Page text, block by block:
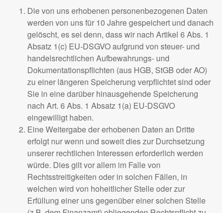
Die von uns erhobenen personenbezogenen Daten
werden von uns für 10 Jahre gespeichert und danach
gelöscht, es sei denn, dass wir nach Artikel 6 Abs. 1
Absatz 1(c) EU-DSGVO aufgrund von steuer- und
handelsrechtlichen Aufbewahrungs- und
Dokumentationspflichten (aus HGB, StGB oder AO)
zu einer längeren Speicherung verpflichtet sind oder
Sie in eine darüber hinausgehende Speicherung
nach Art. 6 Abs. 1 Absatz 1(a) EU-DSGVO
eingewilligt haben.
Eine Weitergabe der erhobenen Daten an Dritte
erfolgt nur wenn und soweit dies zur Durchsetzung
unserer rechtlichen Interessen erforderlich werden
würde. Dies gilt vor allem im Falle von
Rechtsstreitigkeiten oder in solchen Fällen, in
welchen wird von hoheitlicher Stelle oder zur
Erfüllung einer uns gegenüber einer solchen Stelle